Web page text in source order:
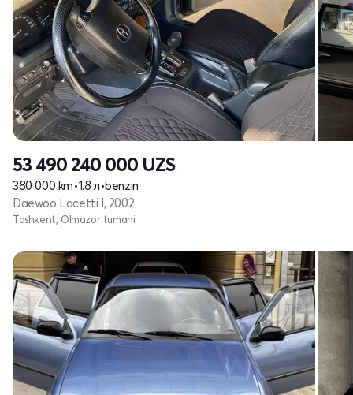
53 490 240 000 UZS
380 000 km•1.8 л•benzin
Daewoo Lacetti I, 2002
Toshkent, Olmazor tumani